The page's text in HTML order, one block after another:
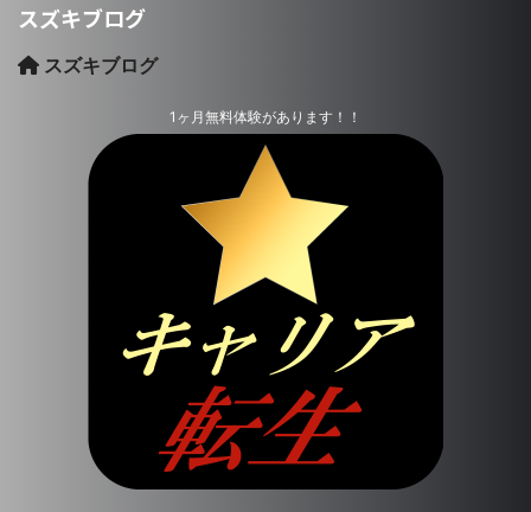
スズキブログ
スズキブログ
1ヶ月無料体験があります！！